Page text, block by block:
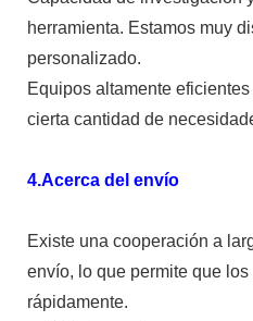
herramienta. Estamos muy
personalizado.
Equipos altamente
cierta cantidad de
4.Acerca del envío
Existe una cooperación a
envío, lo que permite que
rápidamente.